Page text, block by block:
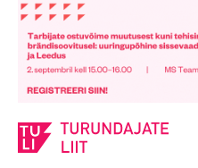
Sisesta märksõna